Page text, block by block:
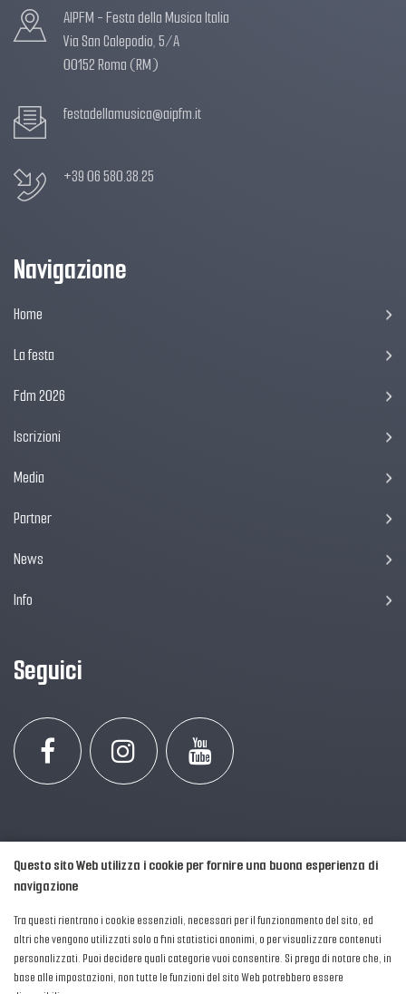
AIPFM - Festa della Musica Italia
Via San Calepodio, 5/A
00152 Roma (RM)
festadellamusica@aipfm.it
+39 06 580.38.25
Navigazione
Home
La festa
Fdm 2026
Iscrizioni
Media
Partner
News
Info
Seguici
2016-2026 © AIPFM - Festa della Musica Italia Tutti i Diritti Riservati.
Privacy Policy
| Cookies
Questo sito Web utilizza i cookie per fornire una buona esperienza di
navigazione
Tra questi rientrano i cookie essenziali, necessari per il funzionamento del sito, ed
altri che vengono utilizzati solo a fini statistici anonimi, o per visualizzare contenuti
personalizzati. Puoi decidere quali categorie vuoi consentire. Si prega di notare che, in
base alle impostazioni, non tutte le funzioni del sito Web potrebbero essere